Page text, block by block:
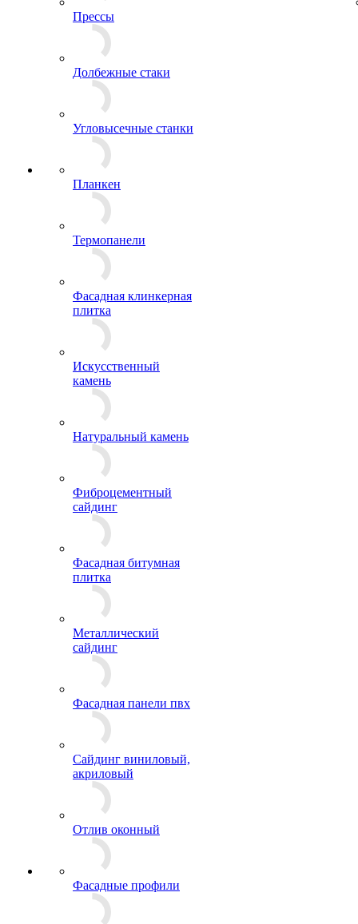
Прессы
Долбежные стаки
Угловысечные станки
Планкен
Термопанели
Фасадная клинкерная
плитка
Искусственный
камень
Натуральный камень
Фиброцементный
сайдинг
Фасадная битумная
плитка
Металлический
сайдинг
Фасадная панели пвх
Сайдинг виниловый,
акриловый
Отлив оконный
Фасадные профили